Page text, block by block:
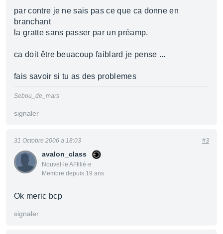
par contre je ne sais pas ce que ca donne en
branchant
la gratte sans passer par un préamp.
ca doit être beuacoup faiblard je pense ...
fais savoir si tu as des problemes
Sebou_de_mars
signaler
avalon_class
Nouvel·le AFfilié·e
Membre depuis 19 ans
31 Octobre 2006 à 18:03 #3
Ok meric bcp
signaler